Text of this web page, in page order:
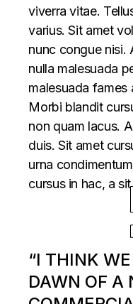
viverra vitae.
varius. Sit amet
nunc congue nisi.
nulla malesuada
malesuada fames
Morbi blandit
non quam lacus.
duis. Sit amet
urna
cursus in hac, a
“I THINK
DAWN OF A